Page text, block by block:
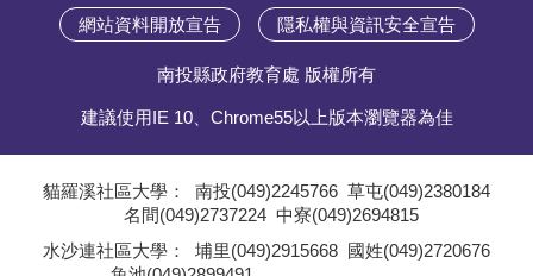
網站資料開放宣告 隱私權與資訊安全宣告
南投縣政府教育處 版權所有
建議使用IE 10、Chrome55以上版本瀏覽器為佳
貓羅溪社區大學： 南投(049)2245766 草屯(049)2380184
名間(049)2737224 中寮(049)2694815
水沙連社區大學： 埔里(049)2915668 國姓(049)2720676